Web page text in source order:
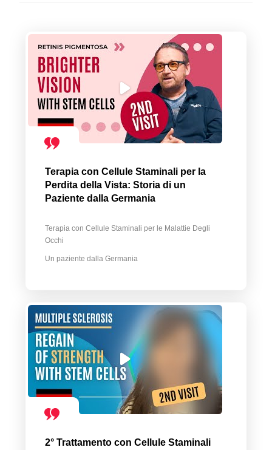
Terapia con Cellule Staminali per la
Perdita della Vista: Storia di un
Paziente dalla Germania
Terapia con Cellule Staminali per le Malattie Degli
Occhi
Un paziente dalla Germania
2° Trattamento con Cellule Staminali